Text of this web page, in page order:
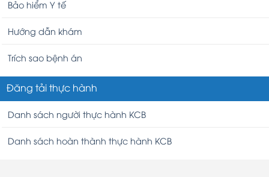
Bảo hiểm Y tế
Hướng dẫn khám
Trích sao bệnh án
Đăng tải thực hành
Danh sách người thực hành KCB
Danh sách hoàn thành thực hành KCB